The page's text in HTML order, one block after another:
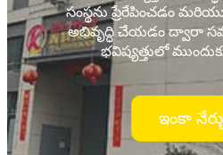
సంస్థను ప్రేరేపించడం
అభివృద్ధి చేయడం ద్వారా
భవిష్యత్తులో
ఇంకా